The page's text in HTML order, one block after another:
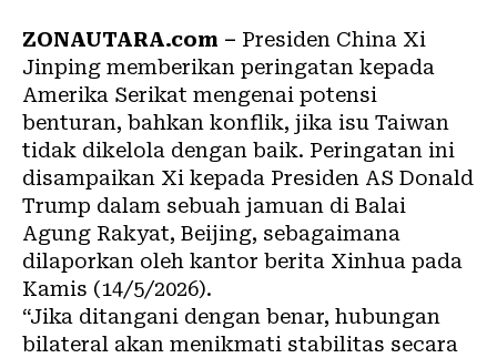
ZONAUTARA.com – Presiden China Xi
Jinping memberikan peringatan kepada
Amerika Serikat mengenai potensi
benturan, bahkan konflik, jika isu Taiwan
tidak dikelola dengan baik. Peringatan ini
disampaikan Xi kepada Presiden AS Donald
Trump dalam sebuah jamuan di Balai
Agung Rakyat, Beijing, sebagaimana
dilaporkan oleh kantor berita Xinhua pada
Kamis (14/5/2026).
“Jika ditangani dengan benar, hubungan
bilateral akan menikmati stabilitas secara